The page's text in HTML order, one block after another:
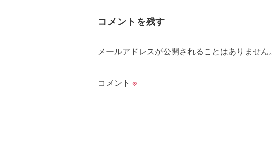
コメントを残す
メールアドレスが公開されることはありません。
コメント ※